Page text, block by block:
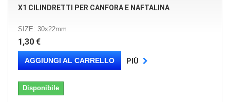
X1 CILINDRETTI PER CANFORA E NAFTALINA
SIZE: 30x22mm
1,30 €
AGGIUNGI AL CARRELLO PIÙ
Disponibile